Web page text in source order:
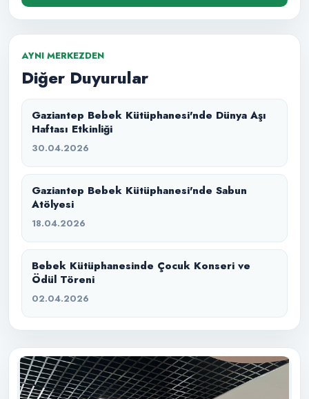
AYNI MERKEZDEN
Diğer Duyurular
Gaziantep Bebek Kütüphanesi'nde Dünya Aşı
Haftası Etkinliği
30.04.2026
Gaziantep Bebek Kütüphanesi'nde Sabun
Atölyesi
18.04.2026
Bebek Kütüphanesinde Çocuk Konseri ve
Ödül Töreni
02.04.2026